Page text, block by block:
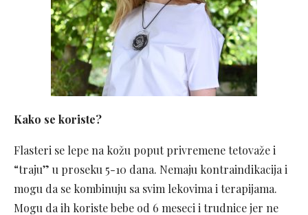
Kako se koriste?
Flasteri se lepe na kožu poput privremene tetovaže i
“traju” u proseku 5-10 dana. Nemaju kontraindikacija i
mogu da se kombinuju sa svim lekovima i terapijama.
Mogu da ih koriste bebe od 6 meseci i trudnice jer ne